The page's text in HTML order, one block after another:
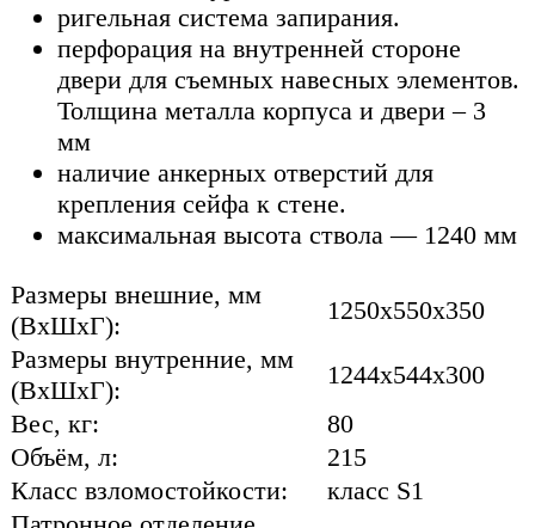
ригельная система запирания.
перфорация на внутренней стороне
двери для съемных навесных элементов.
Толщина металла корпуса и двери – 3
мм
наличие анкерных отверстий для
крепления сейфа к стене.
максимальная высота ствола — 1240 мм
Размеры внешние, мм
(ВхШхГ):
1250x550x350
Размеры внутренние, мм
(ВхШхГ):
1244x544x300
Вес, кг:
80
Объём, л:
215
Класс взломостойкости:
класс S1